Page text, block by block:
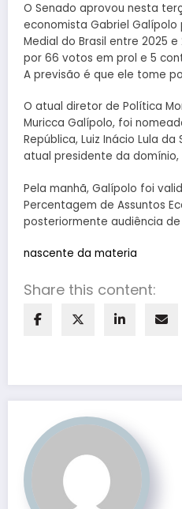
O Senado aprovou nesta
economista Gabriel
Medial do Brasil entre 2025
por 66 votos em prol e 5
A previsão é que ele tome
O atual diretor de Política
Muricca Galípolo, foi
República, Luiz Inácio Lula
atual presidente da
Pela manhã, Galípolo foi
Percentagem de Assuntos
posteriormente audiência
nascente da materia
Share this content: